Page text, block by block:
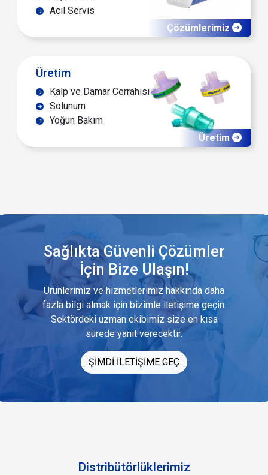
Acil Servis
Çözümlerimiz
Üretim
Kalp ve Damar Cerrahisi
Solunum
Yoğun Bakım
Üretim
Sağlıkta Güvenli Çözümler
İçin Bize Ulaşın!
Ürünlerimiz ve hizmetlerimiz hakkında daha
fazla bilgi almak için bizimle iletişime geçin.
Sektördeki uzman ekibimiz size en kısa
sürede yanıt verecektir.
ŞİMDİ İLETİŞİME GEÇ
Distribütörlüklerimiz